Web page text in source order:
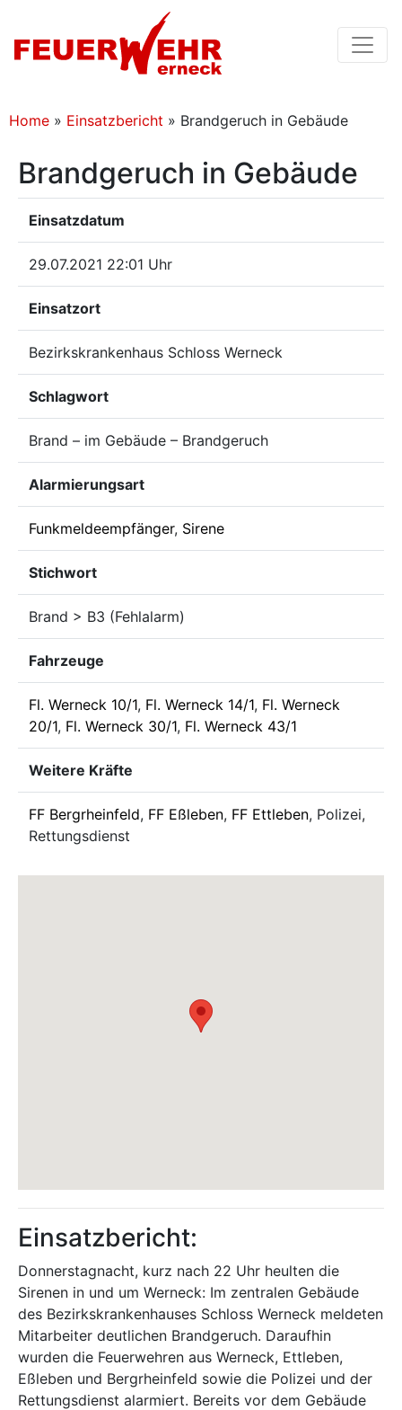
Home » Einsatzbericht » Brandgeruch in Gebäude
Brandgeruch in Gebäude
Einsatzdatum
29.07.2021 22:01 Uhr
Einsatzort
Bezirkskrankenhaus Schloss Werneck
Schlagwort
Brand – im Gebäude – Brandgeruch
Alarmierungsart
Funkmeldeempfänger, Sirene
Stichwort
Brand > B3 (Fehlalarm)
Fahrzeuge
Fl. Werneck 10/1, Fl. Werneck 14/1, Fl. Werneck
20/1, Fl. Werneck 30/1, Fl. Werneck 43/1
Weitere Kräfte
FF Bergrheinfeld, FF Eßleben, FF Ettleben, Polizei,
Rettungsdienst
Einsatzbericht:
Donnerstagnacht, kurz nach 22 Uhr heulten die
Sirenen in und um Werneck: Im zentralen Gebäude
des Bezirkskrankenhauses Schloss Werneck meldeten
Mitarbeiter deutlichen Brandgeruch. Daraufhin
wurden die Feuerwehren aus Werneck, Ettleben,
Eßleben und Bergrheinfeld sowie die Polizei und der
Rettungsdienst alarmiert. Bereits vor dem Gebäude